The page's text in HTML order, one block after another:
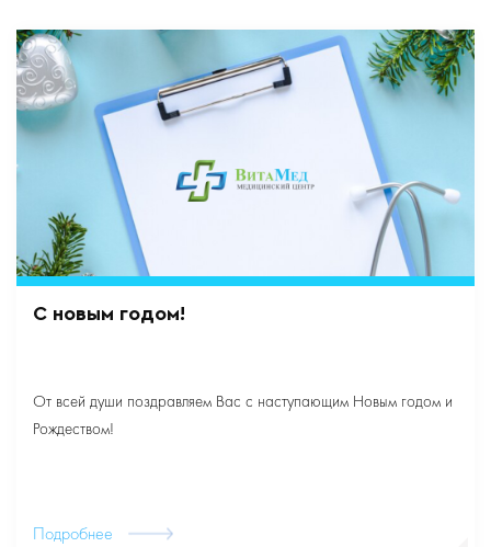
С новым годом!
От всей души поздравляем Вас с наступающим Новым годом и
Рождеством!
Подробнее